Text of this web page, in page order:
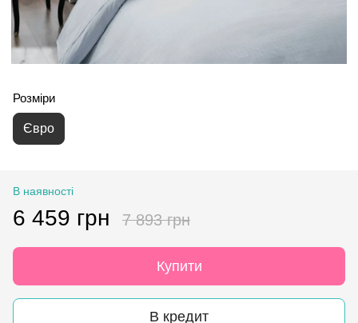
Розміри
Євро
В наявності
6 459 грн 7 893 грн
Купити
В кредит